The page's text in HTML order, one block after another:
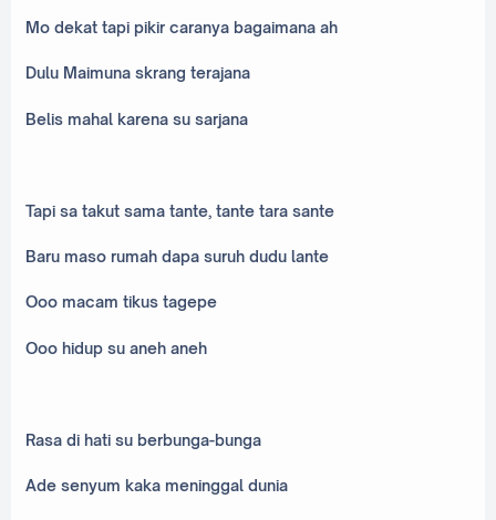
Mo dekat tapi pikir caranya bagaimana ah
Dulu Maimuna skrang terajana
Belis mahal karena su sarjana
Tapi sa takut sama tante, tante tara sante
Baru maso rumah dapa suruh dudu lante
Ooo macam tikus tagepe
Ooo hidup su aneh aneh
Rasa di hati su berbunga-bunga
Ade senyum kaka meninggal dunia